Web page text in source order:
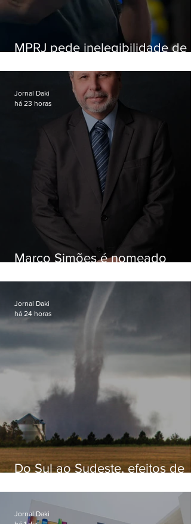
MPRJ pede inelegibilidade de
Marco Simões é nomeado
Jornal Daki
há 23 horas
Do Sul ao Sudeste, efeitos de
apreensão na população
Jornal Daki
há 24 horas
Jornal Daki